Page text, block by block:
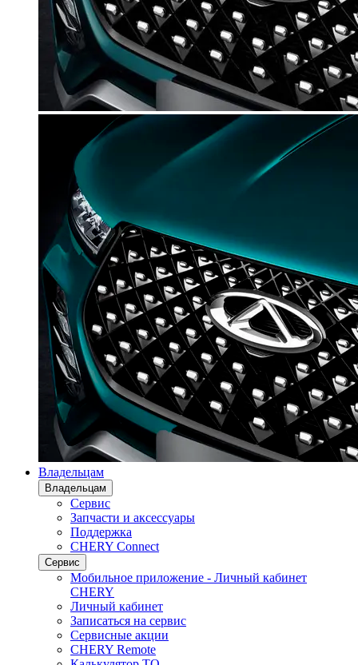
Владельцам
Владельцам
Сервис
Запчасти и аксессуары
Поддержка
CHERY Connect
Сервис
Мобильное приложение - Личный кабинет
CHERY
Личный кабинет
Записаться на сервис
Сервисные акции
CHERY Remote